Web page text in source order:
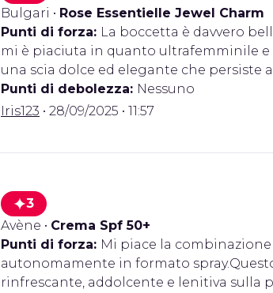
Bulgari • Rose Essentielle Jewel Charm
Punti di forza: La boccetta è davvero
mi è piaciuta in quanto ultrafemminile
una scia dolce ed elegante che persiste
Punti di debolezza: Nessuno
Iris123 • 28/09/2025 • 11:57
3
Avène • Crema Spf 50+
Punti di forza: Mi piace la
autonomamente in formato
rinfrescante, addolcente e lenitiva sulla